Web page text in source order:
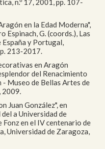
n.º 17, 2001, pp. 107-
en la Edad Moderna",
Espinach, G. (coords.), Las
España y Portugal,
213-2017.
en Aragón
del Renacimiento
- Museo de Bellas Artes de
2009.
Juan González", en
a Universidad de
en el IV centenario de
Universidad de Zaragoza,